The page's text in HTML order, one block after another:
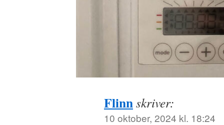
Flinnskriver:
10 oktober, 2024 kl. 18:24